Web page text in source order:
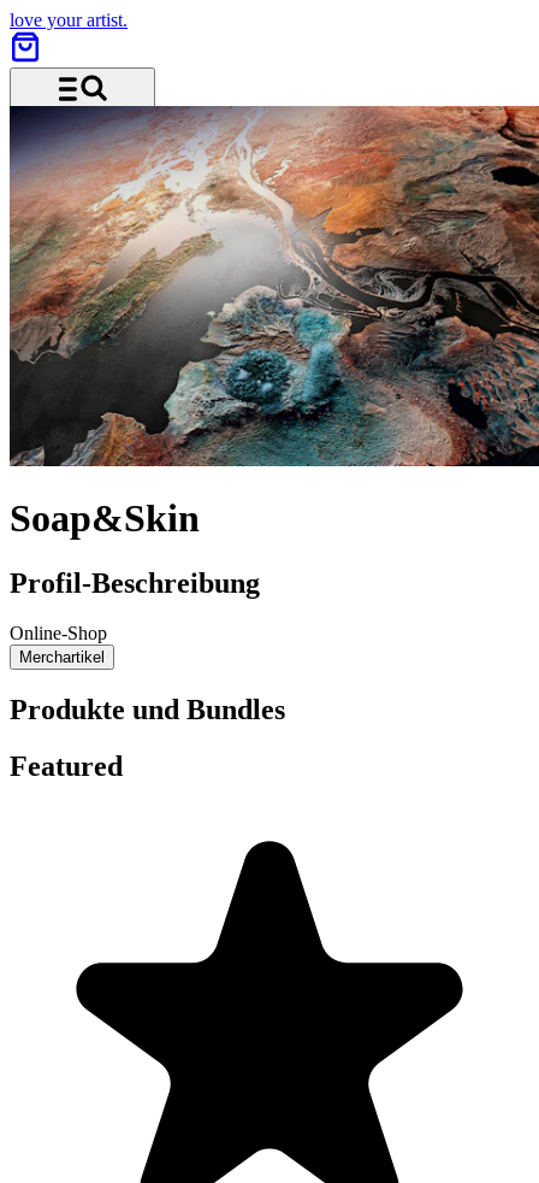
love your artist.
Menü und Suche
Soap&Skin
Profil-Beschreibung
Online-Shop
Merchartikel
Produkte und Bundles
Featured